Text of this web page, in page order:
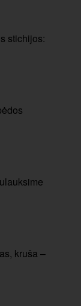
stichijos:
kruša –